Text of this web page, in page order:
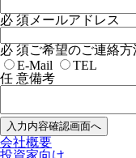
必 須 メールアドレス
必 須ご希望のご連絡
E-Mail
TEL
任 意備考
会社概要
投資家向け